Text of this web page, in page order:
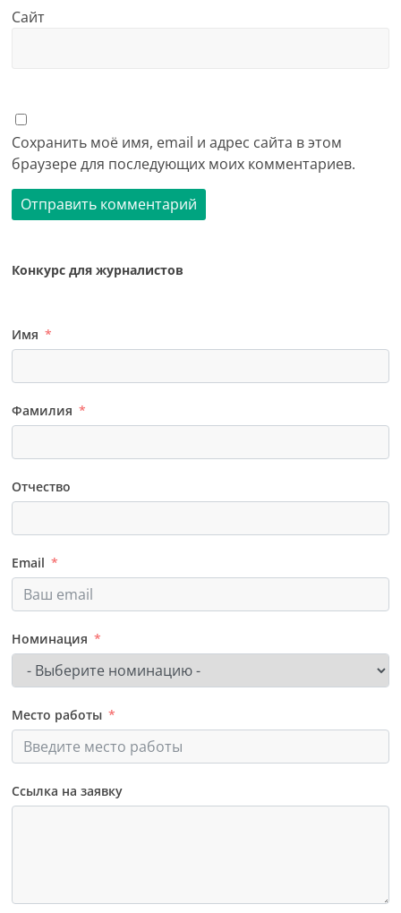
Сайт
Сохранить моё имя, email и адрес сайта в этом
браузере для последующих моих комментариев.
Конкурс для журналистов
Имя
Фамилия
Отчество
Email
Номинация
Место работы
Ссылка на заявку